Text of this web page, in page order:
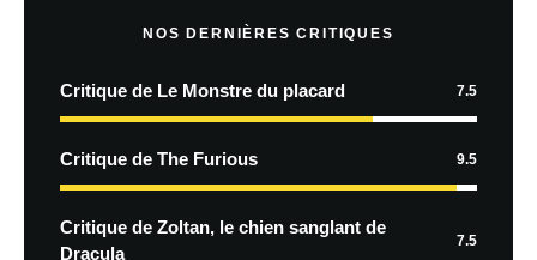
NOS DERNIÈRES CRITIQUES
Critique de Le Monstre du placard 7.5
Critique de The Furious 9.5
Critique de Zoltan, le chien sanglant de
Dracula
7.5